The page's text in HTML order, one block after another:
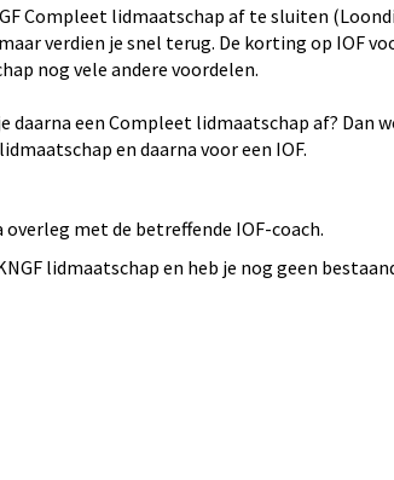
Compleet lidmaatschap af te sluiten
verdien je snel terug. De korting op IOF
nog vele andere voordelen.
daarna een Compleet lidmaatschap af?
en daarna voor een IOF.
met de betreffende IOF-coach.
lidmaatschap en heb je nog geen